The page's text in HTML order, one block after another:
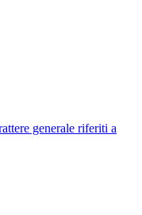
generale riferiti a